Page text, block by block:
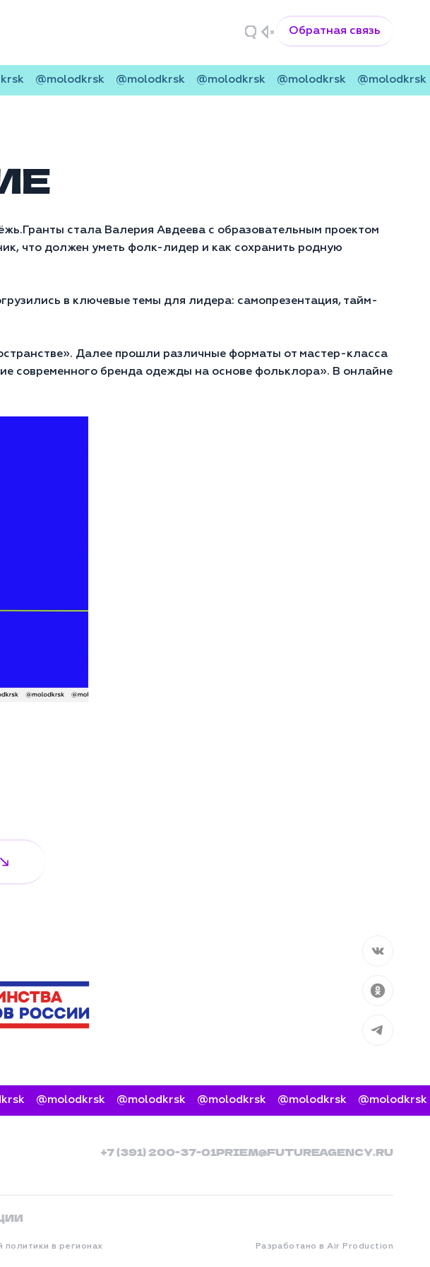
Обратная связь
@molodkrsk @molodkrsk @molodkrsk @molodkrsk @molodkrsk
стала Валерия Авдеева с образовательным проектом
что должен уметь фолк-лидер и как сохранить родную
в ключевые темы для лидера: самопрезентация, тайм-
Далее прошли различные форматы от мастер-класса
современного бренда одежды на основе фольклора». В онлайне
Telegram
@molodkrsk @molodkrsk @molodkrsk @molodkrsk @molodkrsk
+7 (391) 200-37-01PRIEM@FUTUREAGENCY.RU
в регионах
Разработано в Air Production